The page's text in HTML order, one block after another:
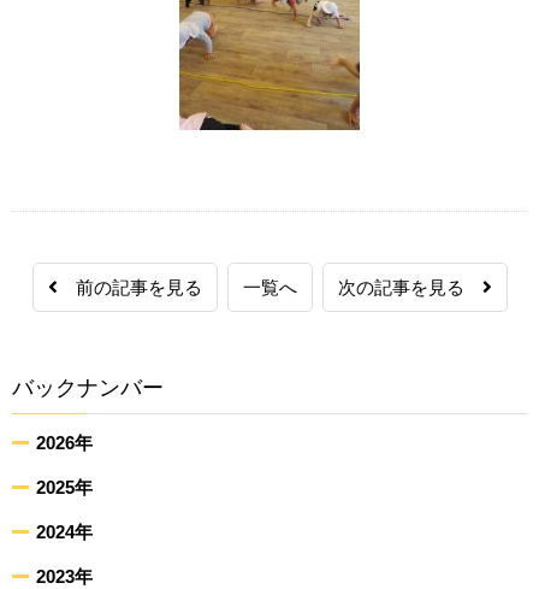
前の記事を見る 一覧へ 次の記事を見る
バックナンバー
2026年
2025年
2024年
2023年